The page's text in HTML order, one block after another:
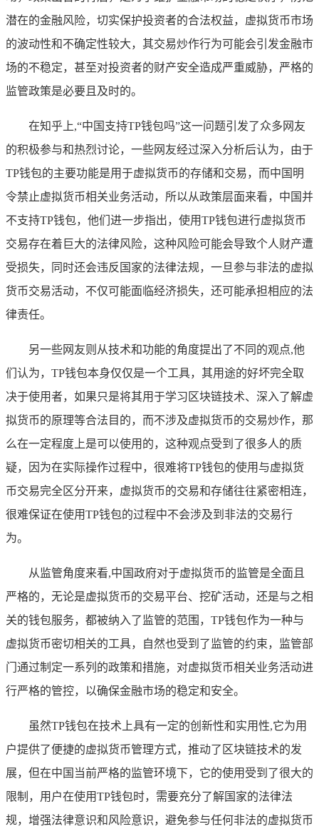
潜在的金融风险，切实保护投资者的合法权益，虚拟货币市场
的波动性和不确定性较大，其交易炒作行为可能会引发金融市
场的不稳定，甚至对投资者的财产安全造成严重威胁，严格的
监管政策是必要且及时的。
在知乎上,“中国支持TP钱包吗”这一问题引发了众多网友
的积极参与和热烈讨论，一些网友经过深入分析后认为，由于
TP钱包的主要功能是用于虚拟货币的存储和交易，而中国明
令禁止虚拟货币相关业务活动，所以从政策层面来看，中国并
不支持TP钱包，他们进一步指出，使用TP钱包进行虚拟货币
交易存在着巨大的法律风险，这种风险可能会导致个人财产遭
受损失，同时还会违反国家的法律法规，一旦参与非法的虚拟
货币交易活动，不仅可能面临经济损失，还可能承担相应的法
律责任。
另一些网友则从技术和功能的角度提出了不同的观点,他
们认为，TP钱包本身仅仅是一个工具，其用途的好坏完全取
决于使用者，如果只是将其用于学习区块链技术、深入了解虚
拟货币的原理等合法目的，而不涉及虚拟货币的交易炒作，那
么在一定程度上是可以使用的，这种观点受到了很多人的质
疑，因为在实际操作过程中，很难将TP钱包的使用与虚拟货
币交易完全区分开来，虚拟货币的交易和存储往往紧密相连，
很难保证在使用TP钱包的过程中不会涉及到非法的交易行
为。
从监管角度来看,中国政府对于虚拟货币的监管是全面且
严格的，无论是虚拟货币的交易平台、挖矿活动，还是与之相
关的钱包服务，都被纳入了监管的范围，TP钱包作为一种与
虚拟货币密切相关的工具，自然也受到了监管的约束，监管部
门通过制定一系列的政策和措施，对虚拟货币相关业务活动进
行严格的管控，以确保金融市场的稳定和安全。
虽然TP钱包在技术上具有一定的创新性和实用性,它为用
户提供了便捷的虚拟货币管理方式，推动了区块链技术的发
展，但在中国当前严格的监管环境下，它的使用受到了很大的
限制，用户在使用TP钱包时，需要充分了解国家的法律法
规，增强法律意识和风险意识，避免参与任何非法的虚拟货币